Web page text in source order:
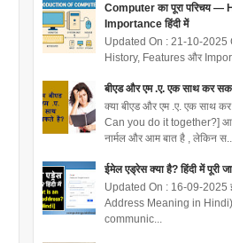
Computer का पूरा परिचय
Importance हिंदी में
Updated On : 21-10-2025
History, Features और
बीएड और एम .ए. एक साथ कर
क्या बीएड और एम .ए. एक साथ
Can you do it together?]
नार्मल और आम बात है , लेकिन
ईमेल एड्रेस क्या है? हिंदी में पूरी
Updated On : 16-09-2025
Address Meaning in Hindi)
communic...